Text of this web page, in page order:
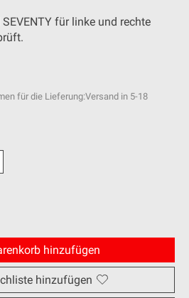
für linke und rechte
ist
für die Lieferung:Versand in 5-18
hinzufügen
hinzufügen